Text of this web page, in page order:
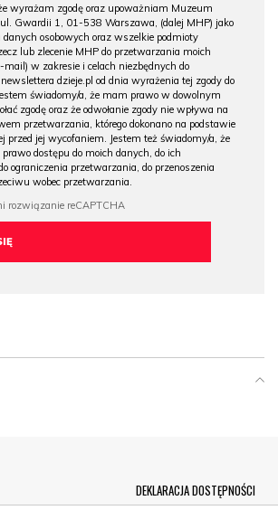
wyrażam zgodę oraz upoważniam Muzeum
Gwardii 1, 01-538 Warszawa, (dalej MHP) jako
osobowych oraz wszelkie podmioty
lub zlecenie MHP do przetwarzania moich
mail) w zakresie i celach niezbędnych do
dzieje.pl od dnia wyrażenia tej zgody do
świadomy/a, że mam prawo w dowolnym
zgodę oraz że odwołanie zgody nie wpływa na
przetwarzania, którego dokonano na podstawie
przed jej wycofaniem. Jestem też świadomy/a, że
dostępu do moich danych, do ich
ograniczenia przetwarzania, do przenoszenia
wobec przetwarzania.
DEKLARACJA DOSTĘPNOŚCI